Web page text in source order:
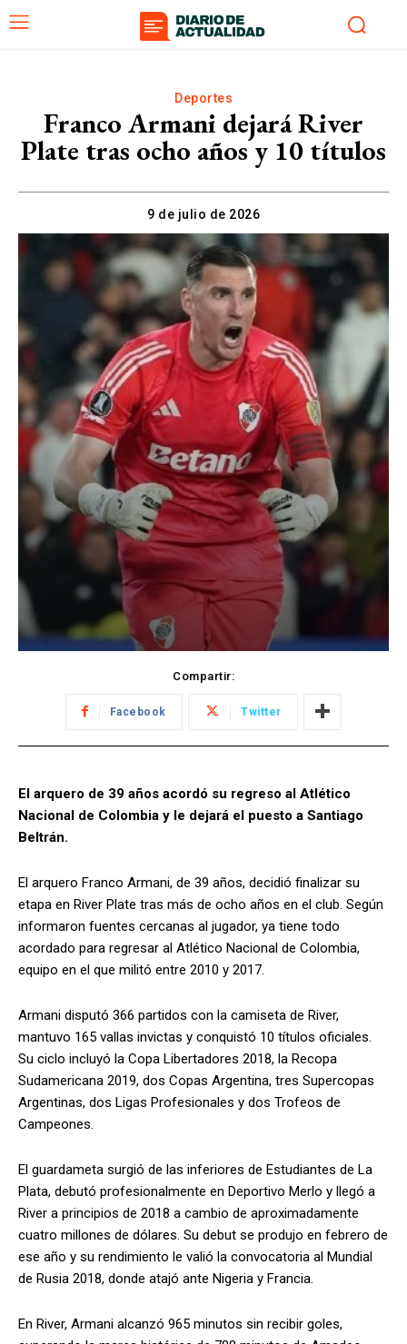
Deportes
Franco Armani dejará River
Plate tras ocho años y 10 títulos
9 de julio de 2026
Compartir:
Facebook Twitter
El arquero de 39 años acordó su regreso al Atlético
Nacional de Colombia y le dejará el puesto a Santiago
Beltrán.
El arquero Franco Armani, de 39 años, decidió finalizar su
etapa en River Plate tras más de ocho años en el club. Según
informaron fuentes cercanas al jugador, ya tiene todo
acordado para regresar al Atlético Nacional de Colombia,
equipo en el que militó entre 2010 y 2017.
Armani disputó 366 partidos con la camiseta de River,
mantuvo 165 vallas invictas y conquistó 10 títulos oficiales.
Su ciclo incluyó la Copa Libertadores 2018, la Recopa
Sudamericana 2019, dos Copas Argentina, tres Supercopas
Argentinas, dos Ligas Profesionales y dos Trofeos de
Campeones.
El guardameta surgió de las inferiores de Estudiantes de La
Plata, debutó profesionalmente en Deportivo Merlo y llegó a
River a principios de 2018 a cambio de aproximadamente
cuatro millones de dólares. Su debut se produjo en febrero de
ese año y su rendimiento le valió la convocatoria al Mundial
de Rusia 2018, donde atajó ante Nigeria y Francia.
En River, Armani alcanzó 965 minutos sin recibir goles,